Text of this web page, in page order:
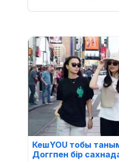
КешYOU тобы
Доггпен бір